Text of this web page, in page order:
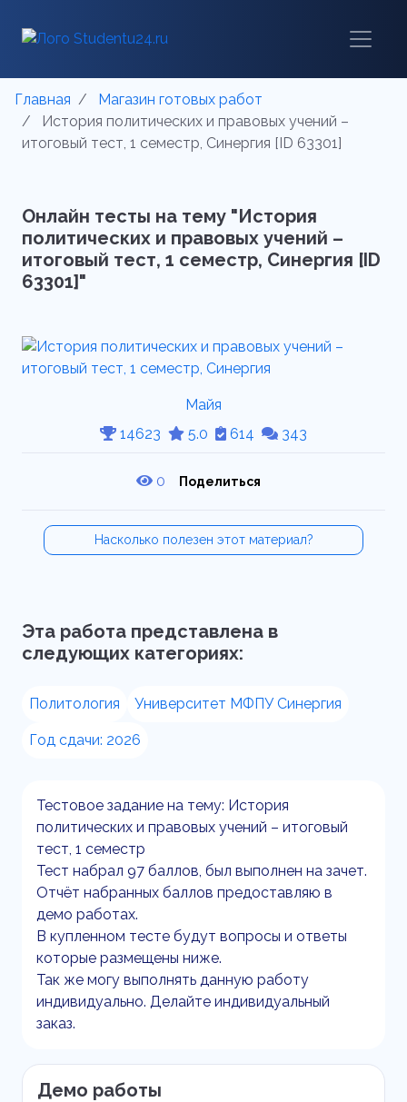
Главная
Магазин готовых работ
История политических и правовых учений –
итоговый тест, 1 семестр, Синергия [ID 63301]
Онлайн тесты на тему "История
политических и правовых учений –
итоговый тест, 1 семестр, Синергия [ID
63301]"
Майя
14623
5.0 614 343
0 Поделиться
Насколько полезен этот материал?
Эта работа представлена в
следующих категориях:
Политология Университет МФПУ Синергия
Год сдачи: 2026
Тестовое задание на тему: История
политических и правовых учений – итоговый
тест, 1 семестр
Тест набрал 97 баллов, был выполнен на зачет.
Отчёт набранных баллов предоставляю в
демо работах.
В купленном тесте будут вопросы и ответы
которые размещены ниже.
Так же могу выполнять данную работу
индивидуально. Делайте индивидуальный
заказ.
Демо работы